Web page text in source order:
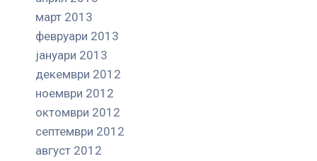
март 2013
февруари 2013
јануари 2013
декември 2012
ноември 2012
октомври 2012
септември 2012
август 2012